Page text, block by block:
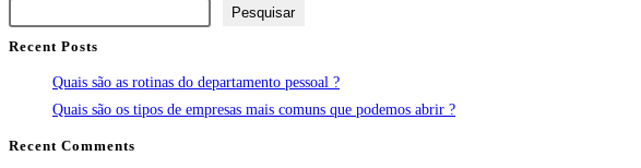
Pesquisar
Recent Posts
Quais são as rotinas do departamento pessoal ?
Quais são os tipos de empresas mais comuns que podemos abrir ?
Recent Comments